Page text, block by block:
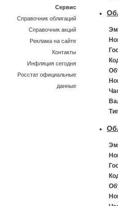
Сервис
Справочник облигаций
Справочник акций
Реклама на сайте
Контакты
Инфляция сегодня
Росстат официальные
данные